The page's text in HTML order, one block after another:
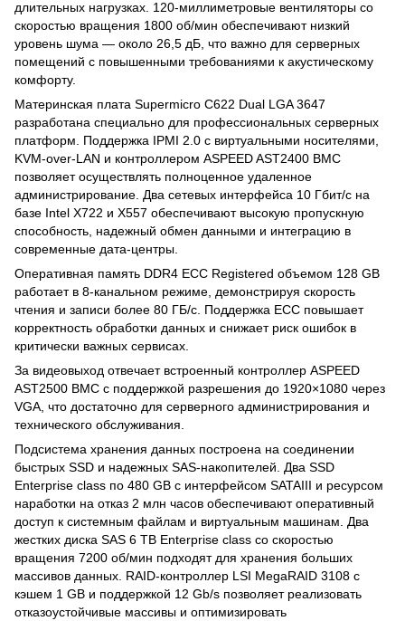
длительных нагрузках. 120-миллиметровые вентиляторы со
скоростью вращения 1800 об/мин обеспечивают низкий
уровень шума — около 26,5 дБ, что важно для серверных
помещений с повышенными требованиями к акустическому
комфорту.
Материнская плата Supermicro C622 Dual LGA 3647
разработана специально для профессиональных серверных
платформ. Поддержка IPMI 2.0 с виртуальными носителями,
KVM-over-LAN и контроллером ASPEED AST2400 BMC
позволяет осуществлять полноценное удаленное
администрирование. Два сетевых интерфейса 10 Гбит/с на
базе Intel X722 и X557 обеспечивают высокую пропускную
способность, надежный обмен данными и интеграцию в
современные дата-центры.
Оперативная память DDR4 ECC Registered объемом 128 GB
работает в 8-канальном режиме, демонстрируя скорость
чтения и записи более 80 ГБ/с. Поддержка ECC повышает
корректность обработки данных и снижает риск ошибок в
критически важных сервисах.
За видеовыход отвечает встроенный контроллер ASPEED
AST2500 BMC с поддержкой разрешения до 1920×1080 через
VGA, что достаточно для серверного администрирования и
технического обслуживания.
Подсистема хранения данных построена на соединении
быстрых SSD и надежных SAS-накопителей. Два SSD
Enterprise class по 480 GB с интерфейсом SATAIII и ресурсом
наработки на отказ 2 млн часов обеспечивают оперативный
доступ к системным файлам и виртуальным машинам. Два
жестких диска SAS 6 TB Enterprise class со скоростью
вращения 7200 об/мин подходят для хранения больших
массивов данных. RAID-контроллер LSI MegaRAID 3108 с
кэшем 1 GB и поддержкой 12 Gb/s позволяет реализовать
отказоустойчивые массивы и оптимизировать